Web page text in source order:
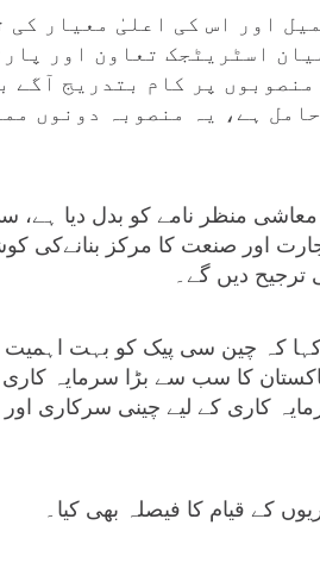
اور اس کی اعلیٰ معیار کی
اسٹریٹجک تعاون اور
پر کام بتدریج آگے
ہے، یہ منصوبہ دونوں
معاشی منظر نامے کو بدل دیا ہے،
اور صنعت کا مرکز بنانےکی
ترجیح دیں گے۔
کہ چین سی پیک کو بہت اہمیت
کا سب سے بڑا سرمایہ کاری
کاری کے لیے چینی سرکاری
کے قیام کا فیصلہ بھی کیا۔